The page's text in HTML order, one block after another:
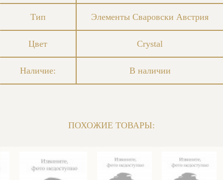
Тип Элементы Сваровски Австрия
Цвет Crystal
Наличие: В наличии
ПОХОЖИЕ ТОВАРЫ: